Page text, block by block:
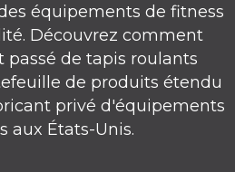
équipements de fitness
Découvrez comment
passé de tapis roulants
de produits étendu
privé d'équipements
aux États-Unis.